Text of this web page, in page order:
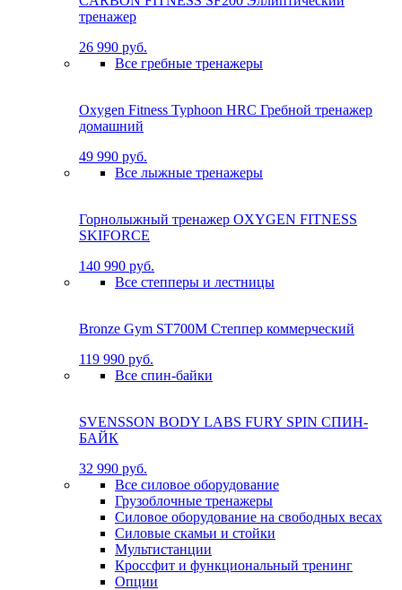
тренажер
26 990 руб.
Все гребные тренажеры
Oxygen Fitness Typhoon HRC Гребной тренажер
домашний
49 990 руб.
Все лыжные тренажеры
Горнолыжный тренажер OXYGEN FITNESS
SKIFORCE
140 990 руб.
Все степперы и лестницы
Bronze Gym ST700M Степпер коммерческий
119 990 руб.
Все спин-байки
SVENSSON BODY LABS FURY SPIN СПИН-
БАЙК
32 990 руб.
Все силовое оборудование
Грузоблочные тренажеры
Силовое оборудование на свободных весах
Силовые скамьи и стойки
Мультистанции
Кроссфит и функциональный тренинг
Опции